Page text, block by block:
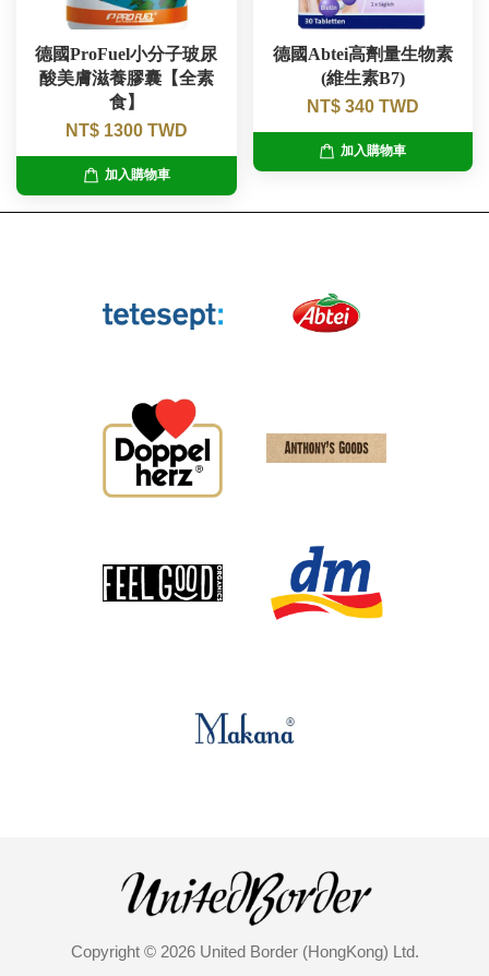
德國ProFuel小分子玻尿
酸美膚滋養膠囊【全素
食】
NT$ 1300 TWD
加入購物車
德國Abtei高劑量生物素
(維生素B7)
NT$ 340 TWD
加入購物車
Copyright © 2026 United Border (HongKong) Ltd.